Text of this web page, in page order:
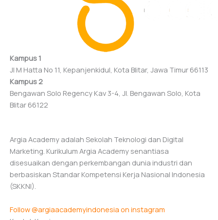
Kampus 1
Jl M Hatta No 11, Kepanjenkidul, Kota Blitar, Jawa Timur 66113
Kampus 2
Bengawan Solo Regency Kav 3-4, Jl. Bengawan Solo, Kota
Blitar 66122
Argia Academy adalah Sekolah Teknologi dan Digital
Marketing. Kurikulum Argia Academy senantiasa
disesuaikan dengan perkembangan dunia industri dan
berbasiskan Standar Kompetensi Kerja Nasional Indonesia
(SKKNI).
Follow @argiaacademyindonesia on instagram